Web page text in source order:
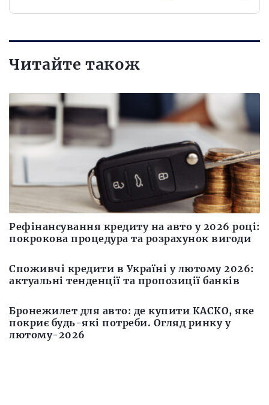
Читайте також
Рефінансування кредиту на авто у 2026 році:
покрокова процедура та розрахунок вигоди
Споживчі кредити в Україні у лютому 2026:
актуальні тенденції та пропозиції банків
Бронежилет для авто: де купити КАСКО, яке
покриє будь-які потреби. Огляд ринку у
лютому-2026